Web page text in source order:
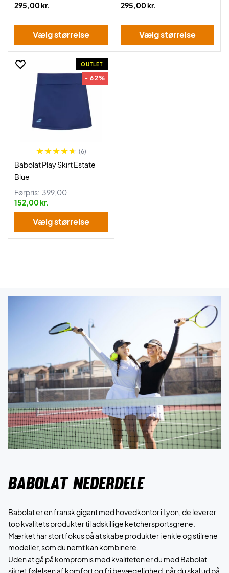
295,00 kr.
Vælg størrelse
295,00 kr.
Vælg størrelse
OUTLET
- 62%
(6)
Babolat Play Skirt Estate
Blue
Førpris: 399,00
152,00 kr.
Vælg størrelse
babolat nederdele
Babolat er en fransk gigant med hovedkontor i Lyon, de leverer
top kvalitets produkter til adskillige ketchersportsgrene.
Mærket har stort fokus på at skabe produkter i enkle og stilrene
modeller, som du nemt kan kombinere.
Uden at gå på kompromis med kvaliteten er du med Babolat
sikret følelsen af ​​komfort og fri bevægelighed, når du skal ud på